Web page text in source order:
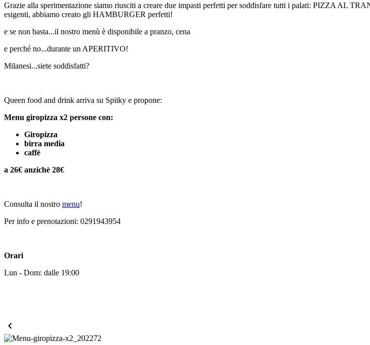
Grazie alla sperimentazione siamo riusciti a creare due impasti perfetti per soddisfare tutti i palati: PIZZA AL
esigenti, abbiamo creato gli HAMBURGER perfetti!
e se non basta...il nostro menù è disponibile a pranzo, cena
e perché no...durante un APERITIVO!
Milanesi...siete soddisfatti?
Queen food and drink arriva su Spiiky e propone:
Menu giropizza x2 persone con:
Giropizza
birra media
caffè
a 26€ anzichè 28€
Consulta il nostro menu!
Per info e prenotazioni: 0291943954
Orari
Lun - Dom: dalle 19:00
